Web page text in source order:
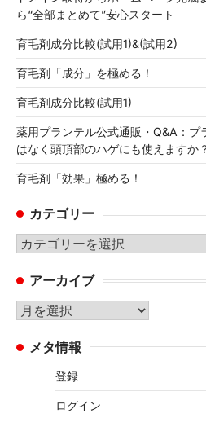
ら“全部まとめて”安心スタート
育毛剤成分比較(試用1)&(試用2)
育毛剤「成分」を極める！
育毛剤成分比較(試用1)
薬用プランテル公式通販・Q&A：プ
はなく頭頂部のハゲにも使えますか
育毛剤「効果」極める！
カテゴリー
カ
ゴ
リ
ー
アーカイブ
ア
カ メタ情報
登録
ログイン